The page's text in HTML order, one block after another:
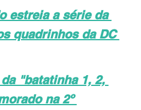
estreia a série da
quadrinhos da DC
"batatinha 1, 2,
na 2º